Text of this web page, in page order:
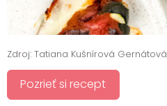
Zdroj: Tatiana Kušnírová Gernátová,
Pozrieť si recept